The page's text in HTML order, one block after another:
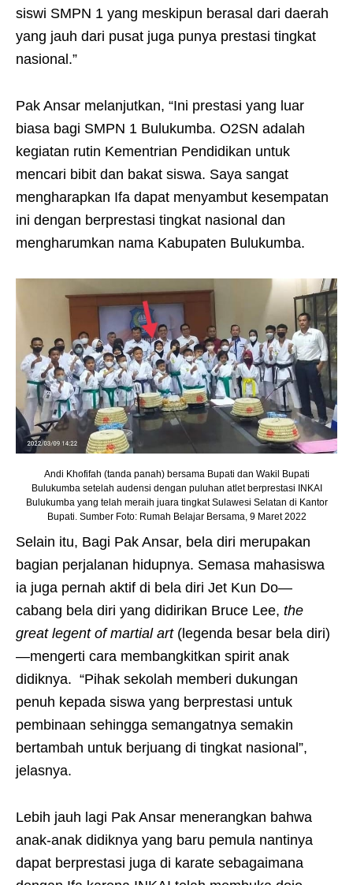
siswi SMPN 1 yang meskipun berasal dari daerah
yang jauh dari pusat juga punya prestasi tingkat
nasional.”
Pak Ansar melanjutkan, “Ini prestasi yang luar
biasa bagi SMPN 1 Bulukumba. O2SN adalah
kegiatan rutin Kementrian Pendidikan untuk
mencari bibit dan bakat siswa. Saya sangat
mengharapkan Ifa dapat menyambut kesempatan
ini dengan berprestasi tingkat nasional dan
mengharumkan nama Kabupaten Bulukumba.
Andi Khofifah (tanda panah) bersama Bupati dan Wakil Bupati
Bulukumba setelah audensi dengan puluhan atlet berprestasi INKAI
Bulukumba yang telah meraih juara tingkat Sulawesi Selatan di Kantor
Bupati. Sumber Foto: Rumah Belajar Bersama, 9 Maret 2022
Selain itu, Bagi Pak Ansar, bela diri merupakan
bagian perjalanan hidupnya. Semasa mahasiswa
ia juga pernah aktif di bela diri Jet Kun Do—
cabang bela diri yang didirikan Bruce Lee, the
great legent of martial art(legenda besar bela diri)
—mengerti cara membangkitkan spirit anak
didiknya. “Pihak sekolah memberi dukungan
penuh kepada siswa yang berprestasi untuk
pembinaan sehingga semangatnya semakin
bertambah untuk berjuang di tingkat nasional”,
jelasnya.
Lebih jauh lagi Pak Ansar menerangkan bahwa
anak-anak didiknya yang baru pemula nantinya
dapat berprestasi juga di karate sebagaimana